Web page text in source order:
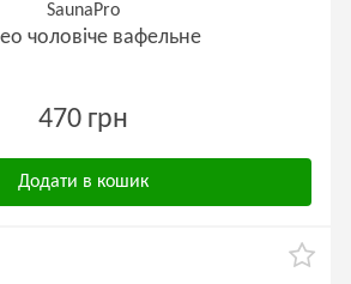
SaunaPro
чоловіче вафельне
470 грн
Додати в кошик